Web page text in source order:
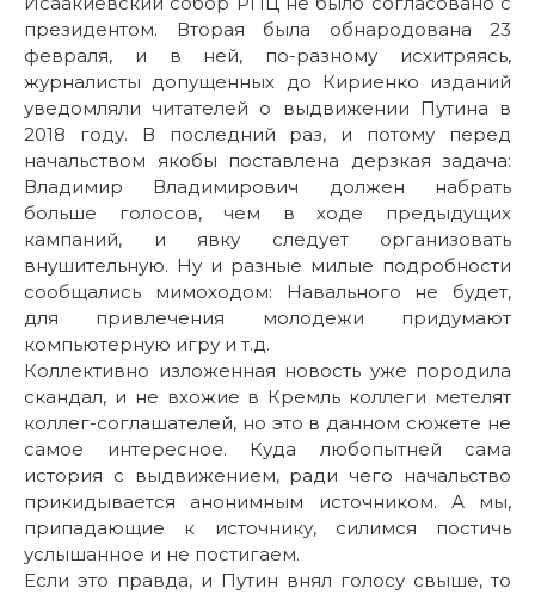
президентом. Вторая была обнародована 23
февраля, и в ней, по-разному исхитряясь,
журналисты допущенных до Кириенко изданий
уведомляли читателей о выдвижении Путина в
2018 году. В последний раз, и потому перед
начальством якобы поставлена дерзкая задача:
Владимир Владимирович должен набрать
больше голосов, чем в ходе предыдущих
кампаний, и явку следует организовать
внушительную. Ну и разные милые подробности
сообщались мимоходом: Навального не будет,
для привлечения молодежи придумают
компьютерную игру и т.д.
Коллективно изложенная новость уже породила
скандал, и не вхожие в Кремль коллеги метелят
коллег-соглашателей, но это в данном сюжете не
самое интересное. Куда любопытней сама
история с выдвижением, ради чего начальство
прикидывается анонимным источником. А мы,
припадающие к источнику, силимся постичь
услышанное и не постигаем.
Если это правда, и Путин внял голосу свыше, то